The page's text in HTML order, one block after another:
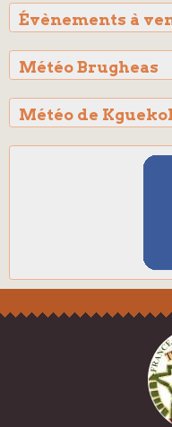
Évènements à
Météo Brugheas
Météo de